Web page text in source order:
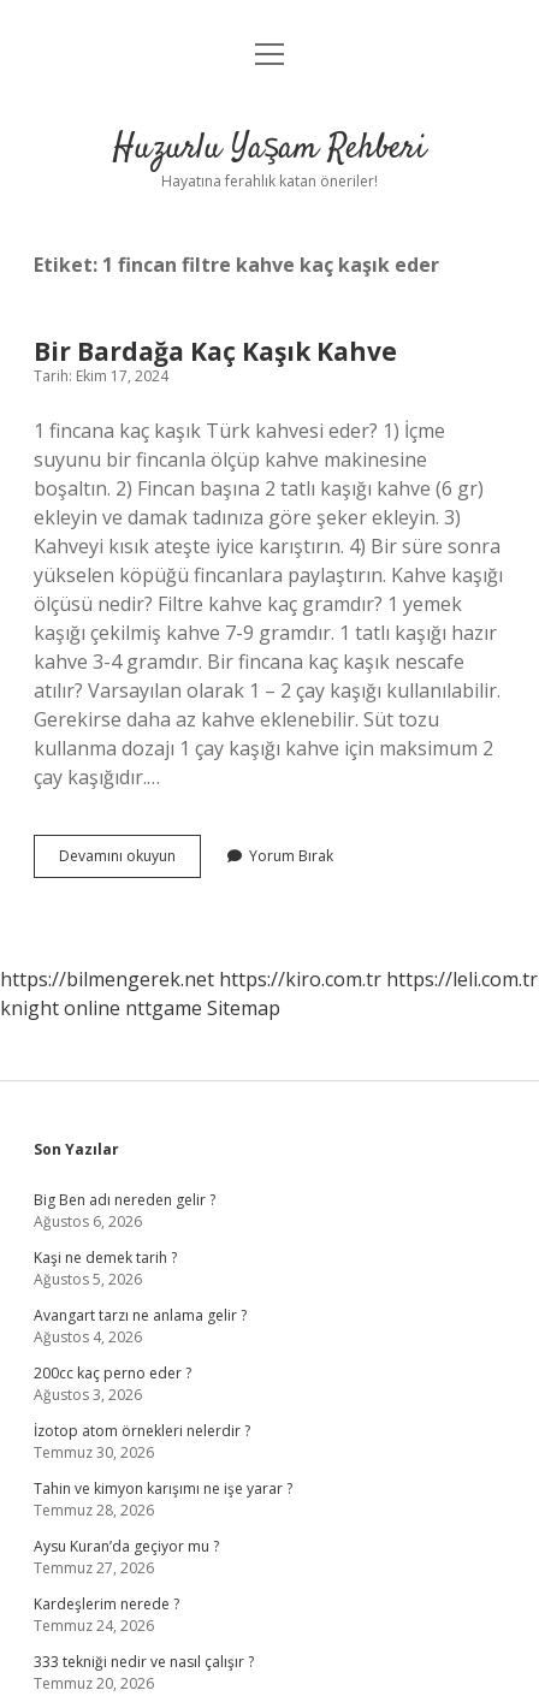
Anasayfa
Yasal Uyarı
menüyü
Huzurlu Yaşam Rehberi
Hayatına ferahlık katan öneriler!
Etiket: 1 fincan filtre kahve kaç kaşık eder
Bir Bardağa Kaç Kaşık Kahve
Tarih: Ekim 17, 2024
1 fincana kaç kaşık Türk kahvesi eder? 1) İçme
suyunu bir fincanla ölçüp kahve makinesine
boşaltın. 2) Fincan başına 2 tatlı kaşığı kahve (6 gr)
ekleyin ve damak tadınıza göre şeker ekleyin. 3)
Kahveyi kısık ateşte iyice karıştırın. 4) Bir süre sonra
yükselen köpüğü fincanlara paylaştırın. Kahve kaşığı
ölçüsü nedir? Filtre kahve kaç gramdır? 1 yemek
kaşığı çekilmiş kahve 7-9 gramdır. 1 tatlı kaşığı hazır
kahve 3-4 gramdır. Bir fincana kaç kaşık nescafe
atılır? Varsayılan olarak 1 – 2 çay kaşığı kullanılabilir.
Gerekirse daha az kahve eklenebilir. Süt tozu
kullanma dozajı 1 çay kaşığı kahve için maksimum 2
çay kaşığıdır.…
Devamını okuyun
Bardağa
Yorum Bırak
https://bilmengerek.net https://kiro.com.tr https://leli.com.tr
knight online nttgame Sitemap
Sidebar
Son Yazılar
Big Ben adı nereden gelir ?
Ağustos 6, 2026
Kaşi ne demek tarih ?
Ağustos 5, 2026
Avangart tarzı ne anlama gelir ?
Ağustos 4, 2026
200cc kaç perno eder ?
Ağustos 3, 2026
İzotop atom örnekleri nelerdir ?
Temmuz 30, 2026
Tahin ve kimyon karışımı ne işe yarar ?
Temmuz 28, 2026
Aysu Kuran’da geçiyor mu ?
Temmuz 27, 2026
Kardeşlerim nerede ?
Temmuz 24, 2026
333 tekniği nedir ve nasıl çalışır ?
Temmuz 20, 2026